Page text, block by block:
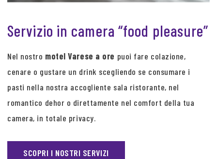
Servizio in camera “food pleasure”
Nel nostro motel Varese a ore puoi fare colazione,
cenare o gustare un drink scegliendo se consumare i
pasti nella nostra accogliente sala ristorante, nel
romantico dehor o direttamente nel comfort della tua
camera, in totale privacy.
SCOPRI I NOSTRI SERVIZI